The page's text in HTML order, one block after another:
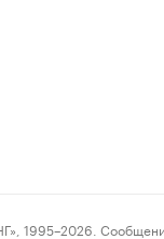
Сообщения и